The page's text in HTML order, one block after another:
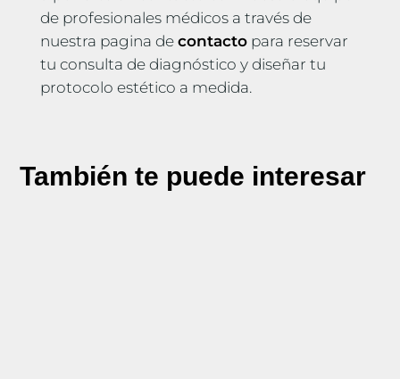
de profesionales médicos a través de
nuestra pagina de contactopara reservar
tu consulta de diagnóstico y diseñar tu
protocolo estético a medida.
También te puede interesar